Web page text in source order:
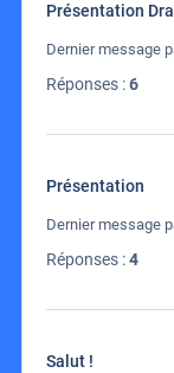
Présentation
Dernier message
Réponses :6
Présentation
Dernier message
Réponses :4
Salut !